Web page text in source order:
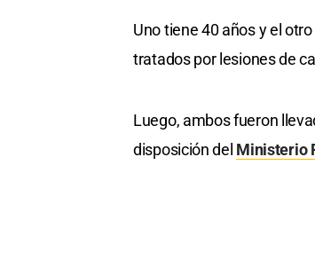
Uno tiene 40 años y el
tratados por lesiones de
Luego, ambos fueron
disposición del Ministerio